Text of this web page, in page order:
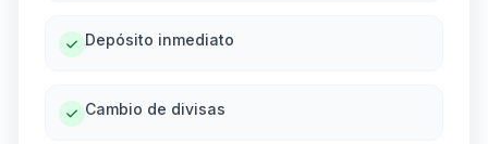
Depósito inmediato
Cambio de divisas